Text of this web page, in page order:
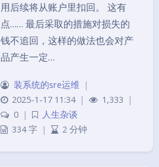
用后续将从账户里扣回。 这有
点…… 最后采取的措施对损失的
钱不追回，这样的做法也会对产
品产生一定…
装系统的sre运维
|
2025-1-17 11:34 | 1,333
|
0 |
人生杂谈
334 字 | 2 分钟